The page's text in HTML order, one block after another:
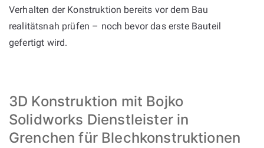
Verhalten der Konstruktion bereits vor dem Bau
realitätsnah prüfen – noch bevor das erste Bauteil
gefertigt wird.
3D Konstruktion mit Bojko
Solidworks Dienstleister in
Grenchen für Blechkonstruktionen